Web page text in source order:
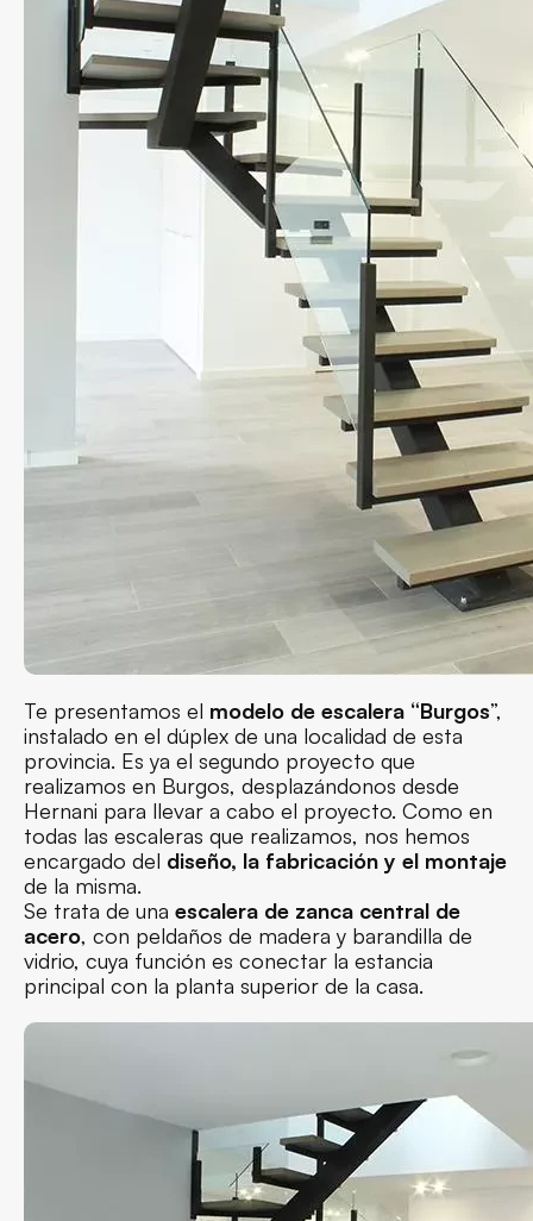
Te presentamos el modelo de escalera “Burgos”,
instalado en el dúplex de una localidad de esta
provincia. Es ya el segundo proyecto que
realizamos en Burgos, desplazándonos desde
Hernani para llevar a cabo el proyecto. Como en
todas las escaleras que realizamos, nos hemos
encargado del diseño, la fabricación y el montaje
de la misma.
Se trata de una escalera de zanca central de
acero, con peldaños de madera y barandilla de
vidrio, cuya función es conectar la estancia
principal con la planta superior de la casa.